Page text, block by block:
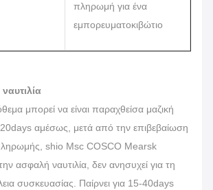
πληρωμή για ένα
εμπορευματοκιβώτιο
μπορεί να είναι παραχθείσα μαζική
αμέσως, μετά από την επιβεβαίωση
shio Msc COSCO Mearsk
ασφαλή ναυτιλία, δεν ανησυχεί για τη
συσκευασίας. Παίρνει για 15-40days